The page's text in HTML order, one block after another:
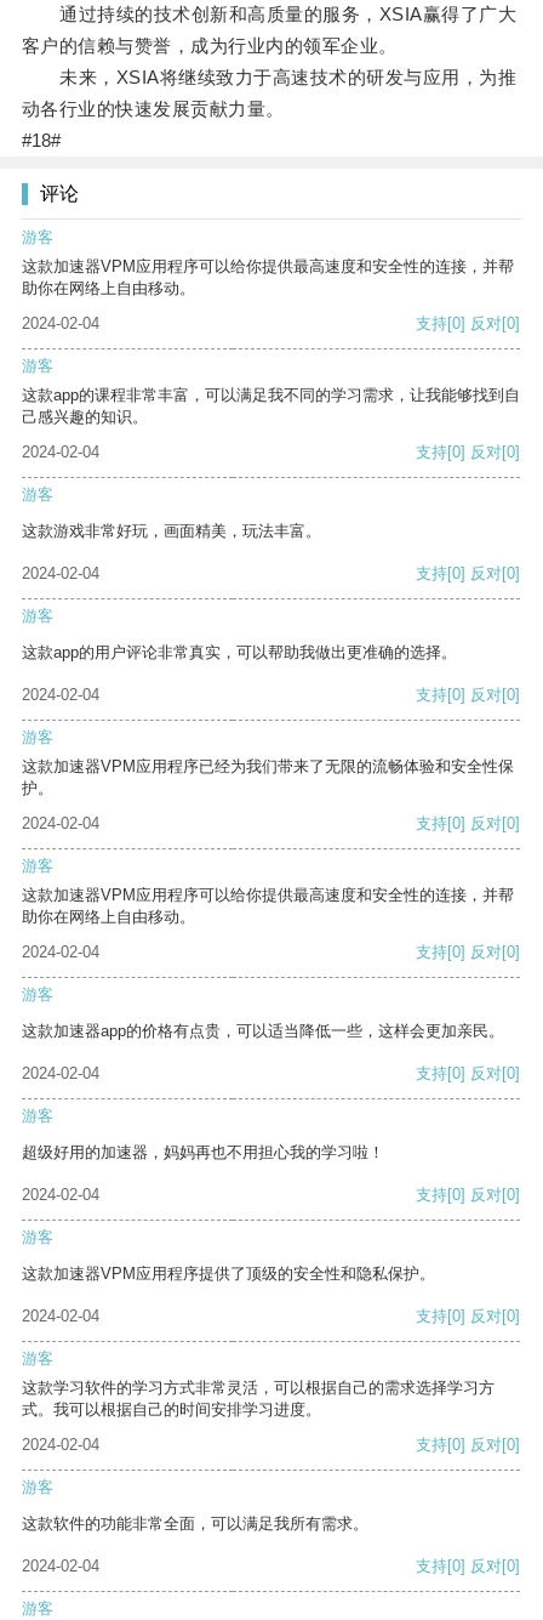
通过持续的技术创新和高质量的服务，XSIA赢得了广大
客户的信赖与赞誉，成为行业内的领军企业。
未来，XSIA将继续致力于高速技术的研发与应用，为推
动各行业的快速发展贡献力量。
#18#
评论
游客
这款加速器VPM应用程序可以给你提供最高速度和安全性的连接，并帮
助你在网络上自由移动。
2024-02-04
支持[0] 反对[0]
游客
这款app的课程非常丰富，可以满足我不同的学习需求，让我能够找到自
己感兴趣的知识。
2024-02-04
支持[0] 反对[0]
游客
这款游戏非常好玩，画面精美，玩法丰富。
2024-02-04 支持[0] 反对[0]
游客
这款app的用户评论非常真实，可以帮助我做出更准确的选择。
2024-02-04 支持[0] 反对[0]
游客
这款加速器VPM应用程序已经为我们带来了无限的流畅体验和安全性保
护。
2024-02-04
支持[0] 反对[0]
游客
这款加速器VPM应用程序可以给你提供最高速度和安全性的连接，并帮
助你在网络上自由移动。
2024-02-04
支持[0] 反对[0]
游客
这款加速器app的价格有点贵，可以适当降低一些，这样会更加亲民。
2024-02-04 支持[0] 反对[0]
游客
超级好用的加速器，妈妈再也不用担心我的学习啦！
2024-02-04 支持[0] 反对[0]
游客
这款加速器VPM应用程序提供了顶级的安全性和隐私保护。
2024-02-04 支持[0] 反对[0]
游客
这款学习软件的学习方式非常灵活，可以根据自己的需求选择学习方
式。我可以根据自己的时间安排学习进度。
2024-02-04
支持[0] 反对[0]
游客
这款软件的功能非常全面，可以满足我所有需求。
2024-02-04 支持[0] 反对[0]
游客